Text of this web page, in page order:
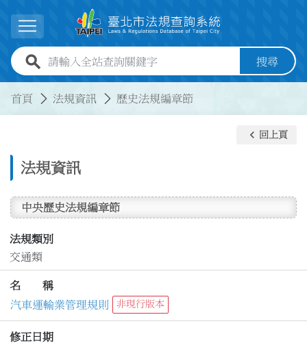
展開選單
全站查詢關鍵字欄位 搜尋
首頁 法規資訊 歷史法規編章節
法規資訊
keyboard_arrow_left 回上頁
中央歷史法規編章節
法規類別
交通類
名 稱
汽車運輸業管理規則
非現行版本
修正日期